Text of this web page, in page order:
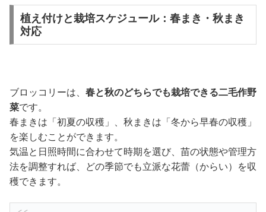
植え付けと栽培スケジュール：春まき・秋まき
対応
ブロッコリーは、 春と秋のどちらでも栽培できる二毛作野
菜です。
春まきは「初夏の収穫」、秋まきは「冬から早春の収穫」
を楽しむことができます。
気温と日照時間に合わせて時期を選び、苗の状態や管理方
法を調整すれば、どの季節でも立派な花蕾（からい）を収
穫できます。